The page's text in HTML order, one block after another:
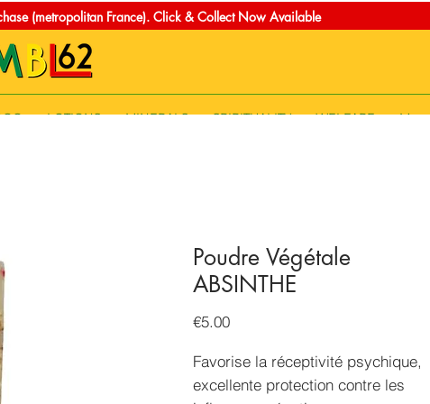
(metropolitan France). Click & Collect Now Available
LOTIONS MINERALS SPIRITUALITY WELFARE More
Poudre Végétale
ABSINTHE
€5.00Price
Favorise la réceptivité psychique,
excellente protection contre les